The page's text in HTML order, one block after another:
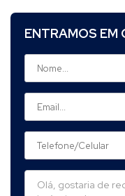
ENTRAMOS EM